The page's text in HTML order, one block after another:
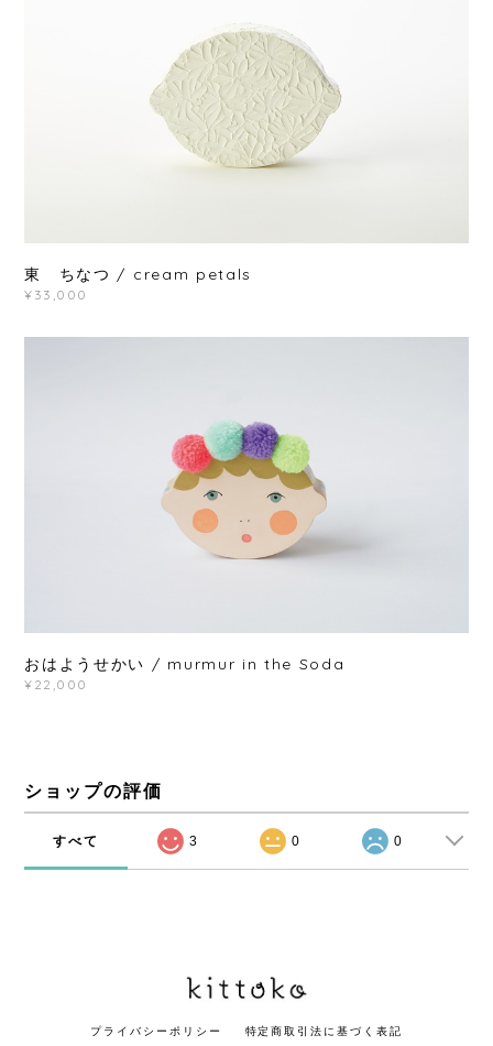
東 ちなつ / cream petals
¥33,000
おはようせかい / murmur in the Soda
¥22,000
ショップの評価
すべて 3 0 0
プライバシーポリシー 特定商取引法に基づく表記